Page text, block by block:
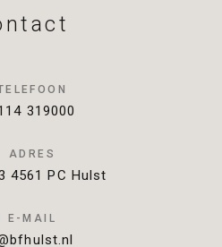
319000
ADRES
4561 PC Hulst
E-MAIL